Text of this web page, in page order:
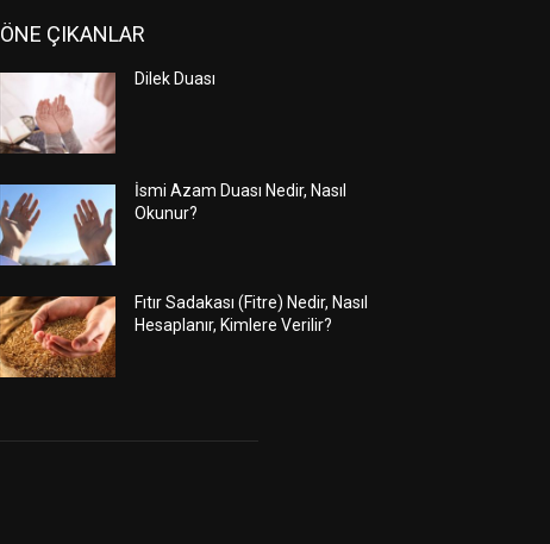
ÖNE ÇIKANLAR
Dilek Duası
İsmi Azam Duası Nedir, Nasıl
Okunur?
Fıtır Sadakası (Fitre) Nedir, Nasıl
Hesaplanır, Kimlere Verilir?